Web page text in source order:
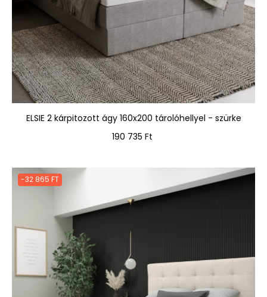
ELSIE 2 kárpitozott ágy 160x200 tárolóhellyel - szürke
Ár
190 735 Ft
-32 865 FT